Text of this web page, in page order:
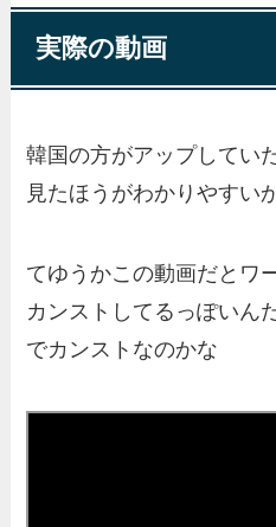
実際の動画
韓国の方がアップしてい
見たほうがわかりやすい
てゆうかこの動画だとワ
カンストしてるっぽいん
でカンストなのかな